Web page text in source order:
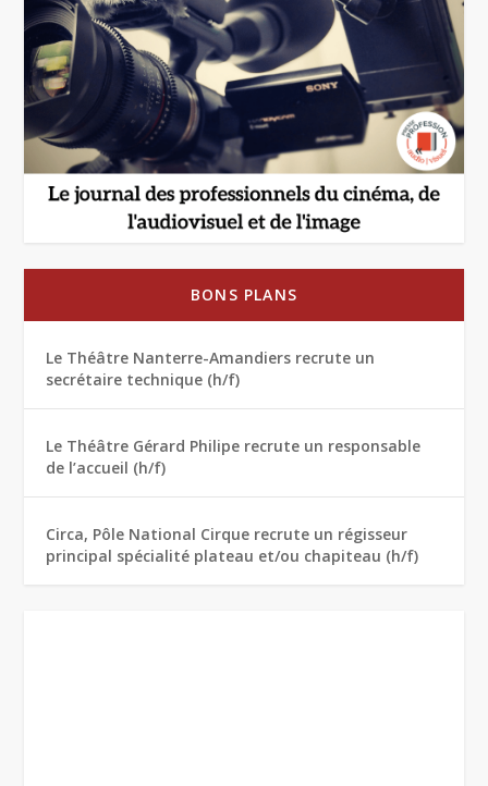
BONS PLANS
Le Théâtre Nanterre-Amandiers recrute un
secrétaire technique (h/f)
Le Théâtre Gérard Philipe recrute un responsable
de l’accueil (h/f)
Circa, Pôle National Cirque recrute un régisseur
principal spécialité plateau et/ou chapiteau (h/f)